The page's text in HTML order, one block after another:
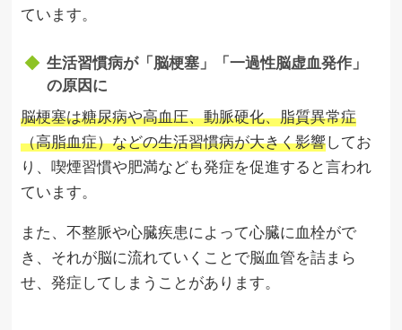
ています。
生活習慣病が「脳梗塞」「一過性脳虚血発作」
の原因に
脳梗塞は糖尿病や高血圧、動脈硬化、脂質異常症
（高脂血症）などの生活習慣病が大きく影響してお
り、喫煙習慣や肥満なども発症を促進すると言われ
ています。
また、不整脈や心臓疾患によって心臓に血栓がで
き、それが脳に流れていくことで脳血管を詰まら
せ、発症してしまうことがあります。